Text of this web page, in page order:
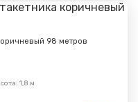
98 метров
1,8 м